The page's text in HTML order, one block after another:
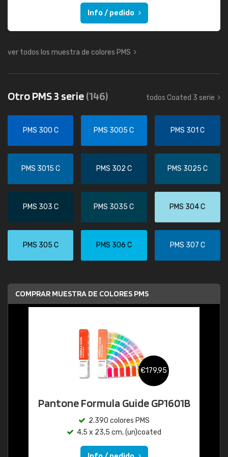
Info / pedido
ver todos los muestra de colores PMS
Otro PMS 3 serie(146) todos Coated 3 serie
PMS 300 C PMS 3005 C PMS 301 C
PMS 3015 C PMS 302 C PMS 3025 C
PMS 303 C PMS 3035 C PMS 304 C
PMS 305 C PMS 306 C PMS 307 C
COMPRAR MUESTRA DE COLORES PMS
€179,95
Pantone Formula Guide GP1601B
2.390 colores PMS
4,5 x 23,5 cm, (un)coated